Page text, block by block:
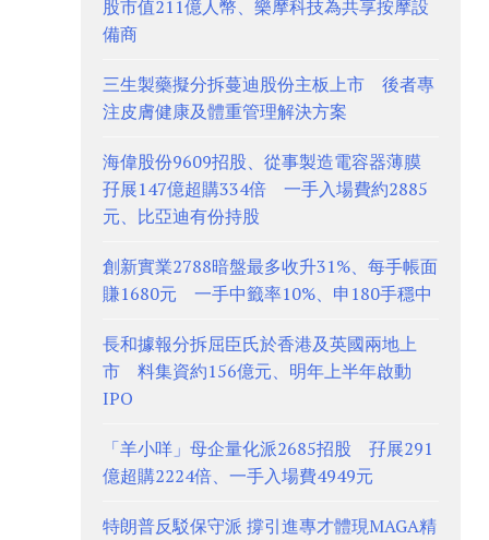
股市值211億人幣、樂摩科技為共享按摩設
備商
三生製藥擬分拆蔓迪股份主板上市 後者專
注皮膚健康及體重管理解決方案
海偉股份9609招股、從事製造電容器薄膜
孖展147億超購334倍 一手入場費約2885
元、比亞迪有份持股
創新實業2788暗盤最多收升31%、每手帳面
賺1680元 一手中籤率10%、申180手穩中
長和據報分拆屈臣氏於香港及英國兩地上
市 料集資約156億元、明年上半年啟動
IPO
「羊小咩」母企量化派2685招股 孖展291
億超購2224倍、一手入場費4949元
特朗普反駁保守派 撐引進專才體現MAGA精